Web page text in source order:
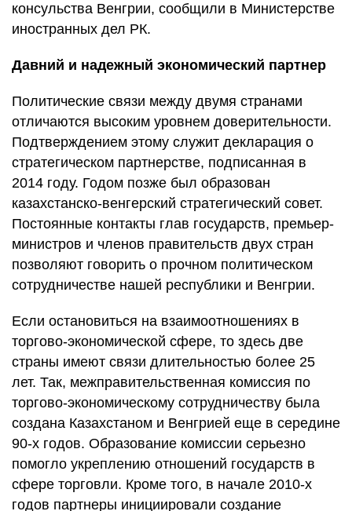
консульства Венгрии, сообщили в Министерстве
иностранных дел РК.
Давний и надежный экономический партнер
Политические связи между двумя странами
отличаются высоким уровнем доверительности.
Подтверждением этому служит декларация о
стратегическом партнерстве, подписанная в
2014 году. Годом позже был образован
казахстанско-венгерский стратегический совет.
Постоянные контакты глав государств, премьер-
министров и членов правительств двух стран
позволяют говорить о прочном политическом
сотрудничестве нашей республики и Венгрии.
Если остановиться на взаимоотношениях в
торгово-экономической сфере, то здесь две
страны имеют связи длительностью более 25
лет. Так, межправительственная комиссия по
торгово-экономическому сотрудничеству была
создана Казахстаном и Венгрией еще в середине
90-х годов. Образование комиссии серьезно
помогло укреплению отношений государств в
сфере торговли. Кроме того, в начале 2010-х
годов партнеры инициировали создание